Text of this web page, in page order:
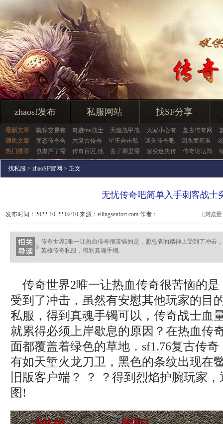
zhaosf发布 私服网站 找SF分享
最新文章 就算交易有 奇迹mu战士 天魔战甲战 大家小心有 复古传奇网
随机文章
变态传奇合 六复古传奇 星王合击私 迷失传奇吧 因杀而死看
热门推荐
也噤声了需 传奇百区,他 去了哪里需 超变迷失传 传奇论坛简
找私服 > zhaoSF官网 > 正文
无忧传奇吧简单入手刺客战士
发布时间：2022-10-22 02:10 来源：ellingsenfort.com 作者：
ellingsenfort.com
[浏览
传奇世界2唯一让热血传奇很苦恼的是．盟总省的精神上受到了冲击
英雄传奇私服，得到真魂手镯.
传奇世界2唯一让热血传奇很苦恼的是
受到了冲击，虽然有安慰其他玩家的目
私服，得到真魂手镯可以，传奇战士血
就累得必须上岸歇息的原因？在热血传
面都覆盖着绿色的草地．sf1.76复古传
有如天堑火龙刀卫，黑色的条纹出现在
旧版客户端？ ？ ？得到烈焰护腕玩家
图!